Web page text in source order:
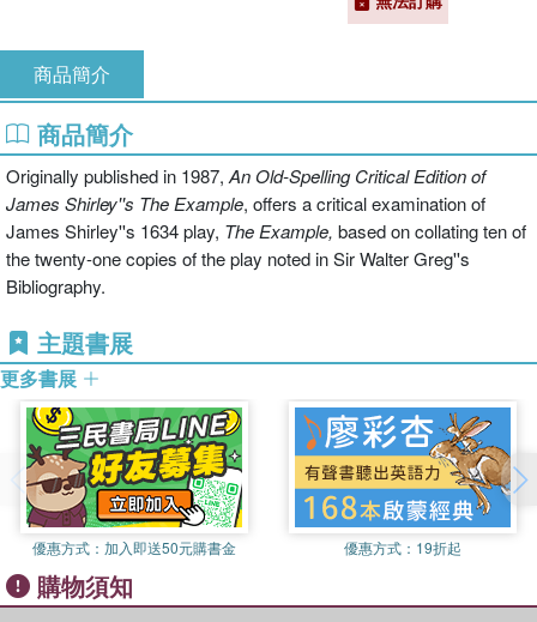
商品簡介
商品簡介
Originally published in 1987, An Old-Spelling Critical Edition of
James Shirley''s The Example, offers a critical examination of
James Shirley''s 1634 play, The Example, based on collating ten of
the twenty-one copies of the play noted in Sir Walter Greg''s
Bibliography.
主題書展
更多書展
優惠方式： 加入即送50元購書金 優惠方式： 19折起
購物須知